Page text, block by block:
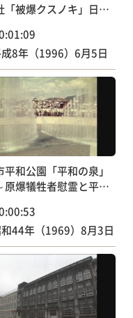
「被爆クスノキ」日本
8年（1996）6月5日
平和公園「平和の泉」
原爆犠牲者慰霊と平和
44年（1969）8月3日